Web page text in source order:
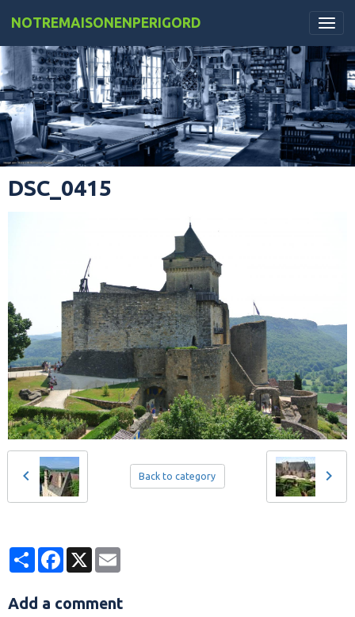
NOTREMAISONENPERIGORD
DSC_0415
Back to category
PartagerFacebook
X
Add a comment